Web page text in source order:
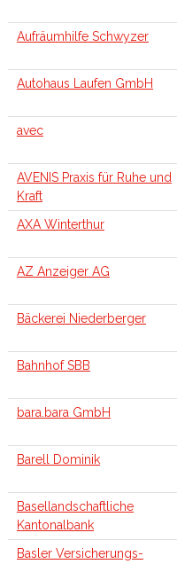
Aufräumhilfe Schwyzer
Autohaus Laufen GmbH
avec
AVENIS Praxis für Ruhe und
Kraft
AXA Winterthur
AZ Anzeiger AG
Bäckerei Niederberger
Bahnhof SBB
bara.bara GmbH
Barell Dominik
Basellandschaftliche
Kantonalbank
Basler Versicherungs-